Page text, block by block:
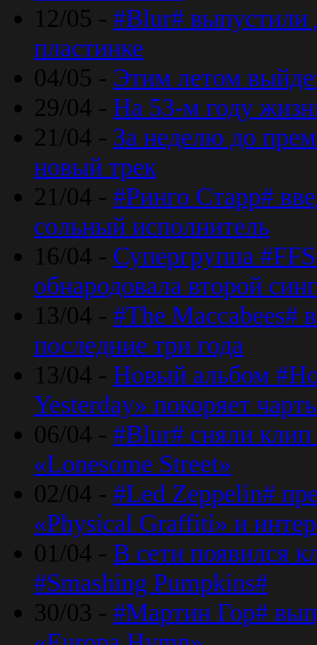
12/05 - #Blur# выпустили
пластинке
04/05 - Этим летом
29/04 - На 53-м году
21/04 - За неделю до
новый трек
21/04 - #Ринго Старр#
сольный исполнитель
16/04 - Супергруппа
обнародовала второй
13/04 - #The Maccabees#
последние три года
13/04 - Новый альбом
Yesterday» покоряет
06/04 - #Blur# сняли клип
«Lonesome Street»
02/04 - #Led Zeppelin#
«Physical Graffiti» и
01/04 - В сети появился
#Smashing Pumpkins#
30/03 - #Мартин Гор#